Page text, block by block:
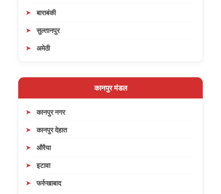
बाराबंकी
सुल्तानपुर
अमेठी
कानपुर मंडल
कानपुर नगर
कानपुर देहात
औरैया
इटावा
फर्रुखाबाद